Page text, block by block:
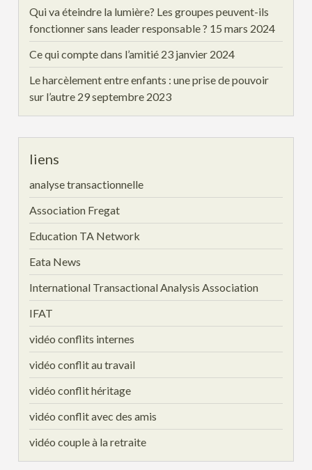
Qui va éteindre la lumière? Les groupes peuvent-ils
fonctionner sans leader responsable ? 15 mars 2024
Ce qui compte dans l’amitié 23 janvier 2024
Le harcèlement entre enfants : une prise de pouvoir
sur l’autre 29 septembre 2023
liens
analyse transactionnelle
Association Fregat
Education TA Network
Eata News
International Transactional Analysis Association
IFAT
vidéo conflits internes
vidéo conflit au travail
vidéo conflit héritage
vidéo conflit avec des amis
vidéo couple à la retraite